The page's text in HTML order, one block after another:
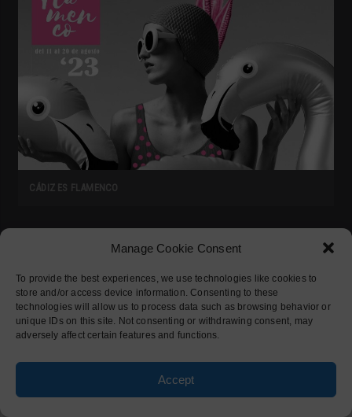
Manage Cookie Consent
To provide the best experiences, we use technologies like cookies to
store and/or access device information. Consenting to these
technologies will allow us to process data such as browsing behavior or
unique IDs on this site. Not consenting or withdrawing consent, may
adversely affect certain features and functions.
Accept
CÁDIZ ES FLAMENCO
No Comments Yet!
You can be first tocomment this
post!
WRITE COMMENT